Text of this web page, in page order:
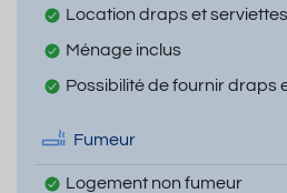
Location draps et serviettes
Ménage inclus
Possibilité de fournir draps
Fumeur
Logement non fumeur